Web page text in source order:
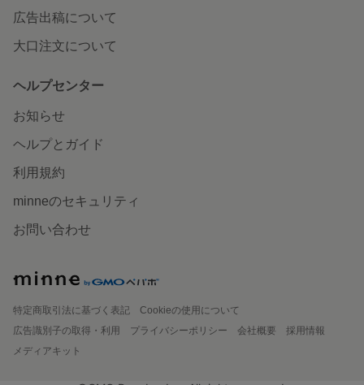
広告出稿について
大口注文について
ヘルプセンター
お知らせ
ヘルプとガイド
利用規約
minneのセキュリティ
お問い合わせ
特定商取引法に基づく表記
Cookieの使用について
広告識別子の取得・利用
プライバシーポリシー 会社概要
採用情報
メディアキット